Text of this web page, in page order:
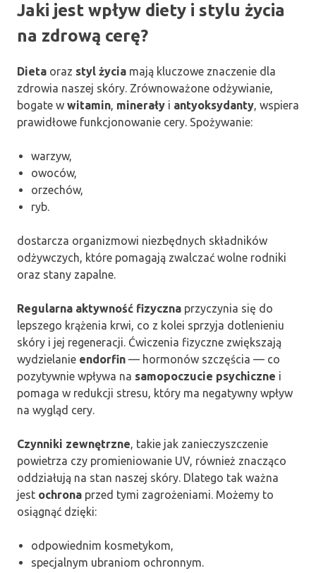
Jaki jest wpływ diety i stylu życia
na zdrową cerę?
Dieta oraz styl życia mają kluczowe znaczenie dla
zdrowia naszej skóry. Zrównoważone odżywianie,
bogate w witamin, minerały i antyoksydanty, wspiera
prawidłowe funkcjonowanie cery. Spożywanie:
warzyw,
owoców,
orzechów,
ryb.
dostarcza organizmowi niezbędnych składników
odżywczych, które pomagają zwalczać wolne rodniki
oraz stany zapalne.
Regularna aktywność fizyczna przyczynia się do
lepszego krążenia krwi, co z kolei sprzyja dotlenieniu
skóry i jej regeneracji. Ćwiczenia fizyczne zwiększają
wydzielanie endorfin — hormonów szczęścia — co
pozytywnie wpływa na samopoczucie psychiczne i
pomaga w redukcji stresu, który ma negatywny wpływ
na wygląd cery.
Czynniki zewnętrzne, takie jak zanieczyszczenie
powietrza czy promieniowanie UV, również znacząco
oddziałują na stan naszej skóry. Dlatego tak ważna
jest ochrona przed tymi zagrożeniami. Możemy to
osiągnąć dzięki:
odpowiednim kosmetykom,
specjalnym ubraniom ochronnym.